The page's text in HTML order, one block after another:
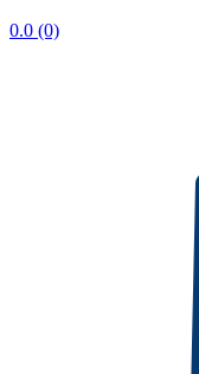
0.0 (0)